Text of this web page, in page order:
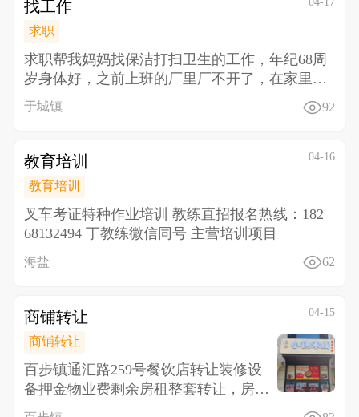
找工作
求职
求职帮我妈妈找保洁打扫卫生的工作，年纪68周
岁身体好，之前上班的厂里厂不开了，在家里待
不住，找于城范
于城镇 92
教育培训 04-16
教育培训
叉车考证特种作业培训 教练直招报名热线：182
68132494 丁教练微信同号 主营培训项目
海盐 62
商铺转让 04-15
商铺转让
百步镇通汇路259号餐饮店转让装修设
备押金物业费剩余房租整套转让，房租
还有5个月接手就能盈利，该店铺